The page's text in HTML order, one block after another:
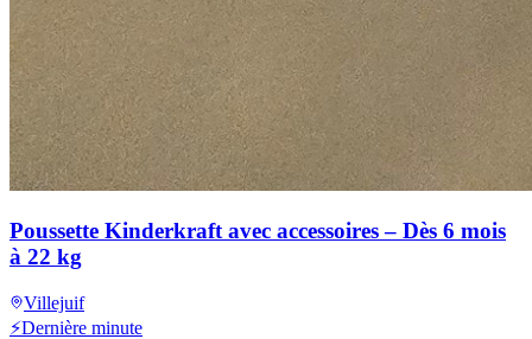
Poussette Kinderkraft avec accessoires – Dès 6 mois
à 22 kg
Villejuif
⚡Dernière minute